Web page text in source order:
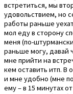
встретиться, мы
удовольствием, но
работы раньше
мол еду в сторону
меня (по-
раньше могу, давай
мне прийти на
кем оставить итп. В
и мне удобно (мне
ему – в 15 минутах